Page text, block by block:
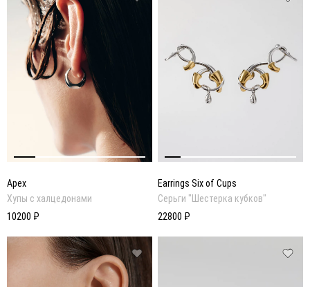
Apex
Хупы с халцедонами
10200 ₽
Earrings Six of Cups
Серьги "Шестерка кубков"
22800 ₽